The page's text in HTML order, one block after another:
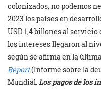
colonizados, no podemos
2023 los países en
USD 1,4 billones al servicio
los intereses llegaron al
según se afirma en la
Report(Informe sobre la
Mundial.Los pagos de los